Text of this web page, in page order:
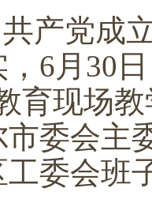
产党成
6月30
育现场
市委会主
工委会班